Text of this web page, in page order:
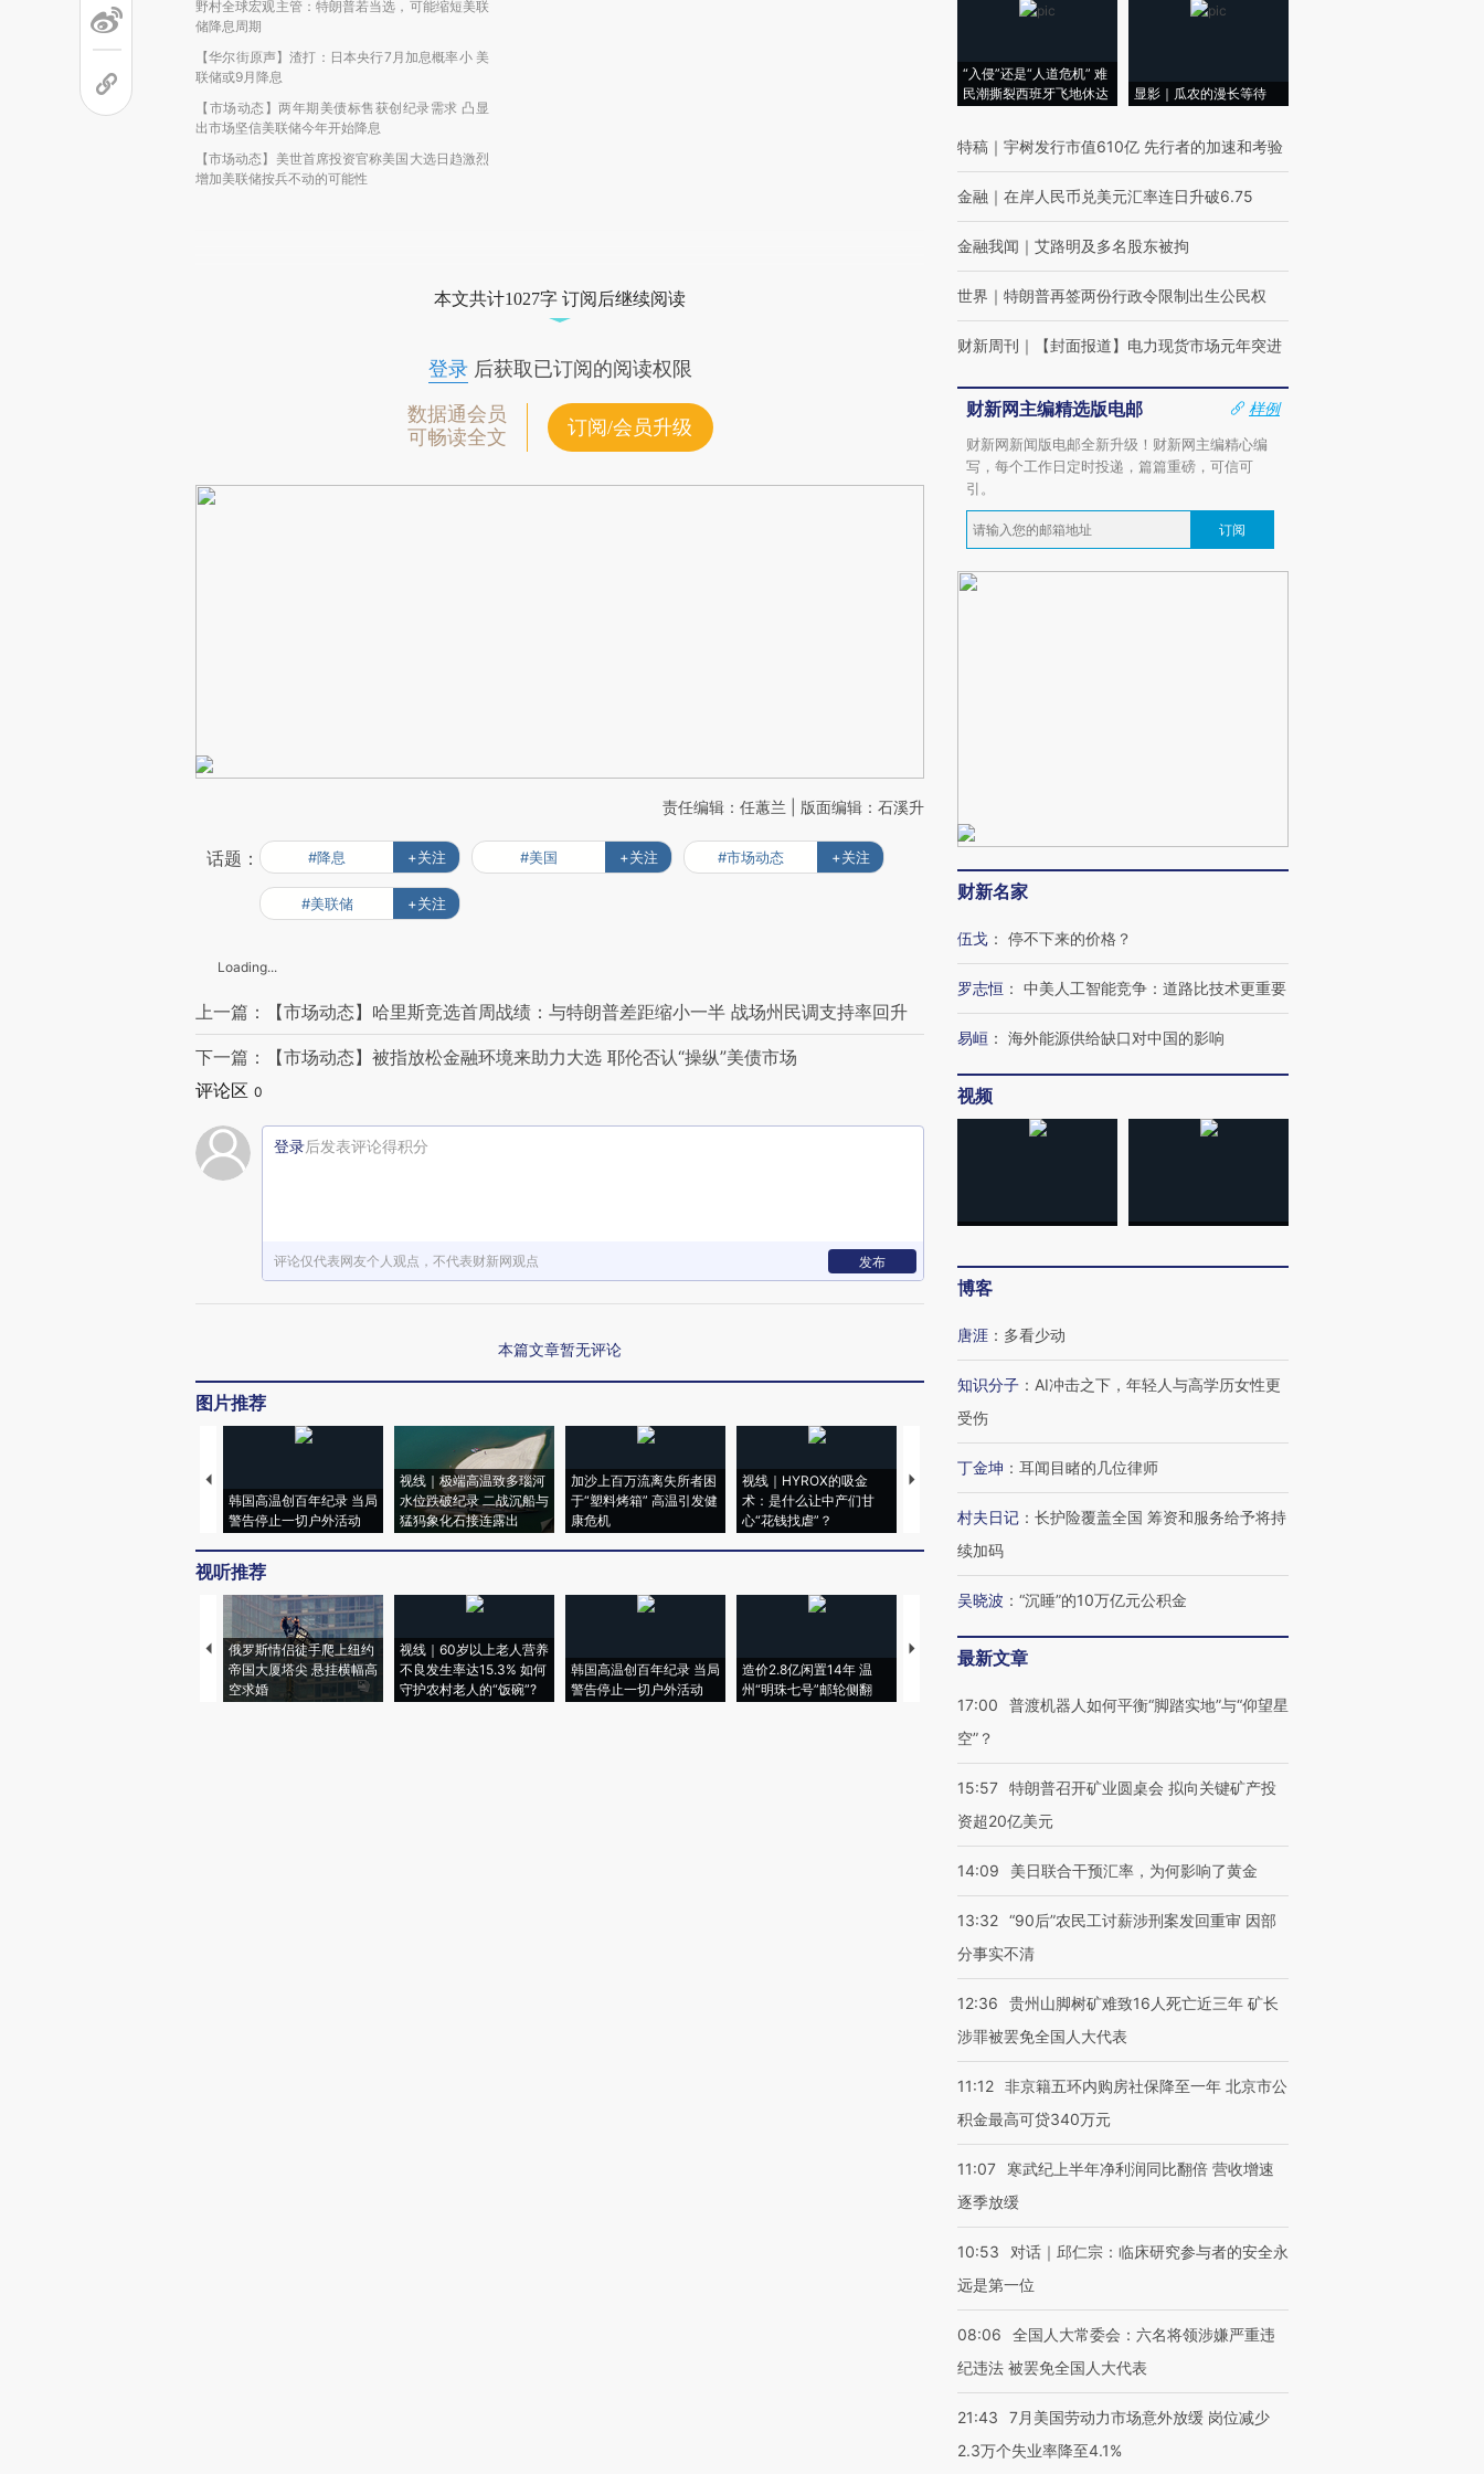
野村全球宏观主管：特朗普若当选，可能缩短美联
储降息周期
【华尔街原声】渣打：日本央行7月加息概率小 美
联储或9月降息
【市场动态】两年期美债标售获创纪录需求 凸显
出市场坚信美联储今年开始降息
【市场动态】美世首席投资官称美国大选日趋激烈
增加美联储按兵不动的可能性
本文共计1027字 订阅后继续阅读
登录后获取已订阅的阅读权限
数据通会员
可畅读全文
订阅/会员升级
责任编辑：任蕙兰 | 版面编辑：石溪升
话题： #降息 +关注 #美国 +关注 #市场动态 +关注
#美联储 +关注
Loading...
上一篇：【市场动态】哈里斯竞选首周战绩：与特朗普差距缩小一半 战场州民调支持率回升
下一篇：【市场动态】被指放松金融环境来助力大选 耶伦否认“操纵”美债市场
评论区 0
登录后发表评论得积分
评论仅代表网友个人观点，不代表财新网观点 发布
本篇文章暂无评论
图片推荐
韩国高温创百年纪录 当局
警告停止一切户外活动
视线｜极端高温致多瑙河
水位跌破纪录 二战沉船与
猛犸象化石接连露出
加沙上百万流离失所者困
于“塑料烤箱” 高温引发健
康危机
视线｜HYROX的吸金
术：是什么让中产们甘
心“花钱找虐”？
马航飞行员跨国走私7万
视线｜被称为“蟑螂”的印
育部长拱下台
飞地休达
视听推荐
俄罗斯情侣徒手爬上纽约
帝国大厦塔尖 悬挂横幅高
空求婚
视线｜60岁以上老人营养
不良发生率达15.3% 如何
守护农村老人的“饭碗”?
韩国高温创百年纪录 当局
警告停止一切户外活动
造价2.8亿闲置14年 温
州“明珠七号”邮轮侧翻
特朗普出席葬礼疑似打瞌
睡引争议 白宫怒斥批评
“入侵”还是“人道危机” 难
民潮撕裂西班牙飞地休达
显影｜瓜农的漫长等待
特稿 ｜ 宇树发行市值610亿 先行者的加速和考验
金融 ｜ 在岸人民币兑美元汇率连日升破6.75
金融我闻 ｜ 艾路明及多名股东被拘
世界 ｜ 特朗普再签两份行政令限制出生公民权
财新周刊 ｜ 【封面报道】电力现货市场元年突进
财新网主编精选版电邮
样例
财新网新闻版电邮全新升级！财新网主编精心编
写，每个工作日定时投递，篇篇重磅，可信可
引。
订阅
财新名家
伍戈 ： 停不下来的价格？
罗志恒 ： 中美人工智能竞争：道路比技术更重要
易峘 ： 海外能源供给缺口对中国的影响
视频
博客
唐涯 ： 多看少动
知识分子 ： AI冲击之下，年轻人与高学历女性更
受伤
丁金坤 ： 耳闻目睹的几位律师
村夫日记 ： 长护险覆盖全国 筹资和服务给予将持
续加码
吴晓波 ： “沉睡”的10万亿元公积金
最新文章
17:00
普渡机器人如何平衡“脚踏实地”与“仰望星
空”？
15:57 特朗普召开矿业圆桌会 拟向关键矿产投
资超20亿美元
14:09 美日联合干预汇率，为何影响了黄金
13:32 “90后”农民工讨薪涉刑案发回重审 因部
分事实不清
12:36
贵州山脚树矿难致16人死亡近三年 矿长
涉罪被罢免全国人大代表
11:12 非京籍五环内购房社保降至一年 北京市公
积金最高可贷340万元
11:07
寒武纪上半年净利润同比翻倍 营收增速
逐季放缓
10:53
对话｜邱仁宗：临床研究参与者的安全永
远是第一位
08:06
全国人大常委会：六名将领涉嫌严重违
纪违法 被罢免全国人大代表
21:43
7月美国劳动力市场意外放缓 岗位减少
2.3万个失业率降至4.1%